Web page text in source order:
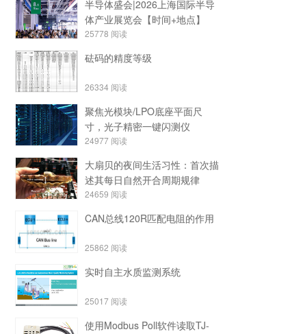
半导体盛会|2026上海国际半导
体产业展览会【时间+地点】
25778 阅读
砝码的精度等级
26334 阅读
聚焦光模块/LPO底座平面尺
寸，光子精密一键闪测仪
24977 阅读
大扇贝的夜间生活习性：首次描
述其每日自然开合周期规律
24659 阅读
CAN总线120R匹配电阻的作用
25862 阅读
实时自主水质监测系统
25017 阅读
使用Modbus Poll软件读取TJ-